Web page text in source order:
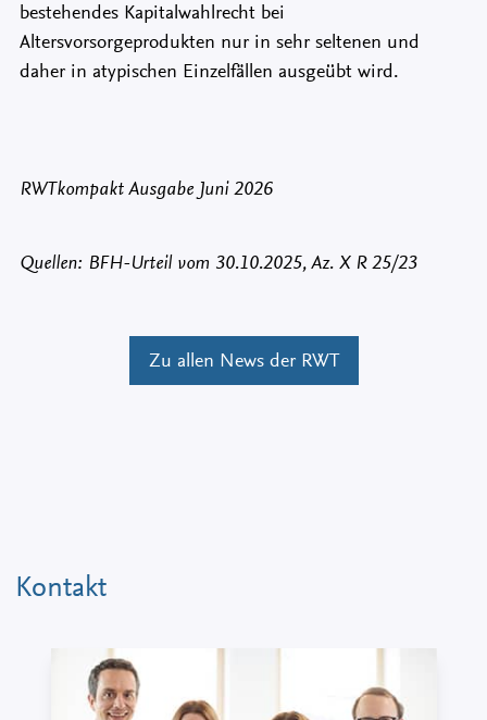
bestehendes Kapitalwahlrecht bei
Altersvorsorgeprodukten nur in sehr seltenen und
daher in atypischen Einzelfällen ausgeübt wird.
RWTkompakt Ausgabe Juni 2026
Quellen: BFH-Urteil vom 30.10.2025, Az. X R 25/23
Zu allen News der RWT
Kontakt